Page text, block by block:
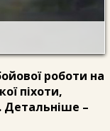
роботи на
піхоти,
Детальніше –